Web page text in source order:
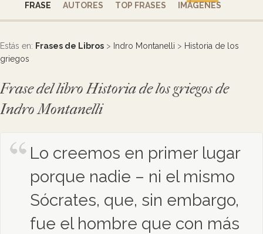
FRASE
AUTORES TOP FRASES IMÁGENES
Estás en: Frases de Libros > Indro Montanelli > Historia de los
griegos
Frase del libro Historia de los griegos de
Indro Montanelli
Lo creemos en primer lugar
porque nadie – ni el mismo
Sócrates, que, sin embargo,
fue el hombre que con más